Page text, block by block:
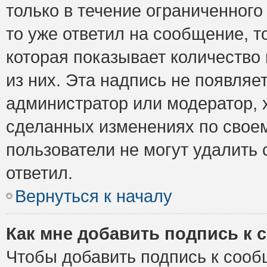
только в течение
то уже ответил на сообщение,
которая показывает
из них. Эта надпись не
администратор или модератор,
сделанных изменениях по
пользователи не могут
ответил.
Вернуться к началу
Как мне добавить подпись к
Чтобы добавить подпись к